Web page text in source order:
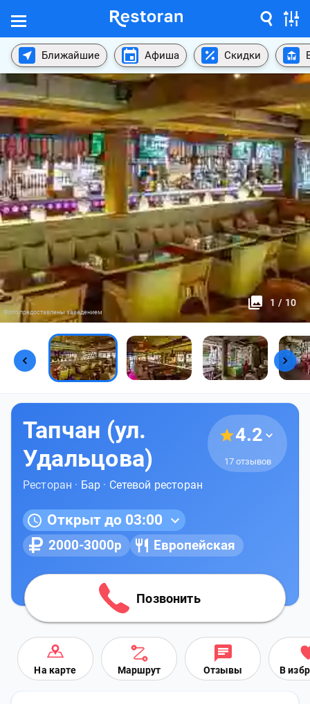
Ближайшие Афиша Скидки
1 / 10
Фото предоставлены заведением
Тапчан (ул.
Удальцова)
4.2
17 отзывов
Ресторан · Бар · Сетевой ресторан
Открыт до 03:00
2000-3000р Европейская
Позвонить
На карте Маршрут Отзывы В